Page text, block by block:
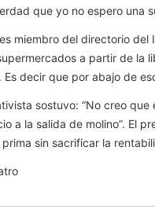
que yo no espero una
miembro del directorio
a partir de la
decir que por abajo de
sostuvo: “No creo
a la salida de molino”. El
sin sacrificar la